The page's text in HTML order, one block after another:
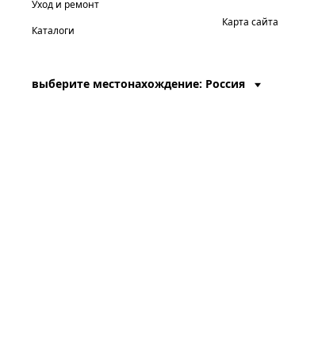
Уход и ремонт
Каталоги
Карта сайта
выберите местонахождение: Россия